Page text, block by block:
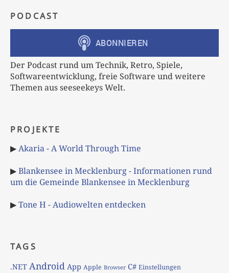
PODCAST
Der Podcast rund um Technik, Retro, Spiele,
Softwareentwicklung, freie Software und weitere
Themen aus seeseekeys Welt.
PROJEKTE
▶Akaria - A World Through Time
▶Blankensee in Mecklenburg - Informationen rund
um die Gemeinde Blankensee in Mecklenburg
▶Tone H - Audiowelten entdecken
TAGS
.NET Android App Apple Browser C# Einstellungen